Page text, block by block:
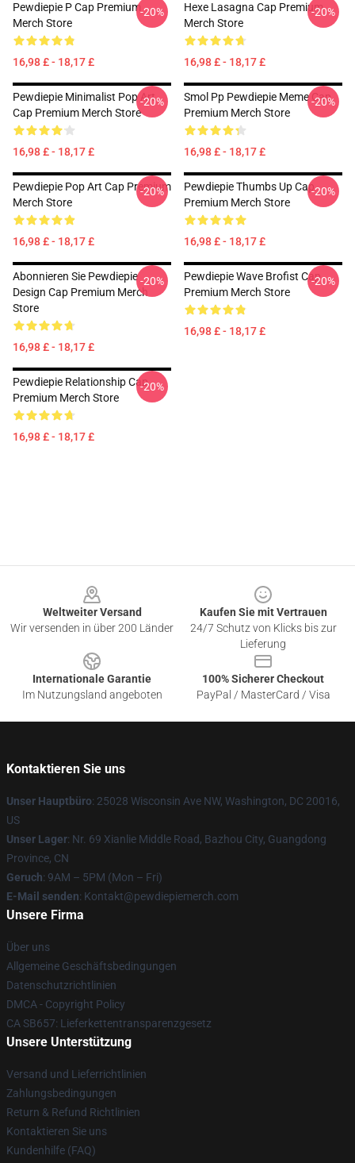
Pewdiepie P Cap Premium
Merch Store
16,98 £ - 18,17 £
-20%
Hexe Lasagna Cap Premium
Merch Store
16,98 £ - 18,17 £
-20%
Pewdiepie Minimalist Pop Art
Cap Premium Merch Store
16,98 £ - 18,17 £
-20%
Smol Pp Pewdiepie Meme Cap
Premium Merch Store
16,98 £ - 18,17 £
-20%
Pewdiepie Pop Art Cap Premium
Merch Store
16,98 £ - 18,17 £
-20%
Pewdiepie Thumbs Up Cap
Premium Merch Store
16,98 £ - 18,17 £
-20%
Abonnieren Sie Pewdiepie
Design Cap Premium Merch
Store
16,98 £ - 18,17 £
-20%
Pewdiepie Wave Brofist Cap
Premium Merch Store
16,98 £ - 18,17 £
-20%
Pewdiepie Relationship Cap
Premium Merch Store
16,98 £ - 18,17 £
-20%
Weltweiter Versand
Wir versenden in über 200 Länder
Kaufen Sie mit Vertrauen
24/7 Schutz von Klicks bis zur
Lieferung
Internationale Garantie
Im Nutzungsland angeboten
100% Sicherer Checkout
PayPal / MasterCard / Visa
Kontaktieren Sie uns
Unser Hauptbüro: 25028 Wisconsin Ave NW, Washington, DC 20016,
US
Unser Lager: Nr. 69 Xianlie Middle Road, Bazhou City, Guangdong
Province, CN
Geruch: 9AM – 5PM (Mon – Fri)
E-Mail senden: Kontakt@pewdiepiemerch.com
Unsere Firma
Über uns
Allgemeine Geschäftsbedingungen
Datenschutzrichtlinien
DMCA - Copyright Policy
CA SB657: Lieferkettentransparenzgesetz
Unsere Unterstützung
Versand und Lieferrichtlinien
Zahlungsbedingungen
Return & Refund Richtlinien
Kontaktieren Sie uns
Kundenhilfe (FAQ)